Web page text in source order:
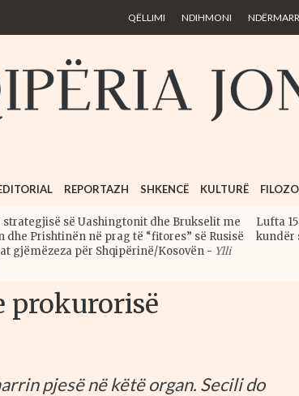
main
content
QËLLIMI NDIHMONI
REPORTAZH SHKENCË KULTURË
strategjisë së Uashingtonit dhe Brukselit me
dhe Prishtinën në prag të “fitores” së Rusisë
gjëmëzeza për Shqipërinë/Kosovën - Ylli
Lufta
kundër
prokurorisë
pjesë në këtë organ. Secili do